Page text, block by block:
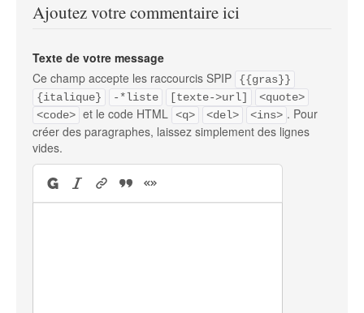
Ajoutez votre commentaire ici
Texte de votre message
Ce champ accepte les raccourcis SPIP
{{gras}}
{italique}
-*liste [texte->url]
<quote>
<code> et le code HTML <q> <del> <ins> . Pour
créer des paragraphes, laissez simplement des lignes
vides.